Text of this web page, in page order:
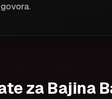
za Bajina